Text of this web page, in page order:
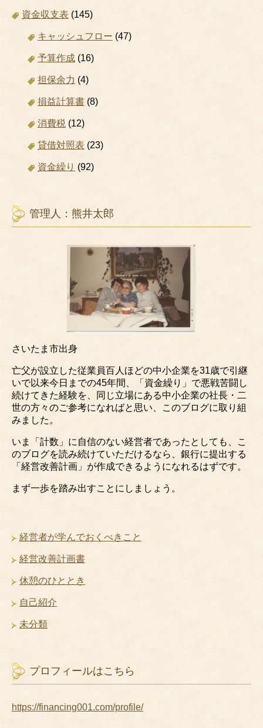
資金収支表 (145)
キャッシュフロー (47)
予算作成 (16)
担保余力 (4)
損益計算書 (8)
消費税 (12)
貸借対照表 (23)
資金繰り (92)
管理人：熊井太郎
さいたま市出身
亡父が設立した従業員百人ほどの中小企業を31歳で引継
いで以来今日までの45年間、「資金繰り」で悪戦苦闘し
続けてきた経験を、同じ立場にある中小企業の社長・二
世の方々のご参考になればと思い、このブログに取り組
みました。
いま「計数」に自信のない経営者であったとしても、こ
のブログを読み続けていただけるなら、銀行に提出する
「経営改善計画」が作成できるようになれるはずです。
まず一歩を踏み出すことにしましょう。
経営者が学んでおくべきこと
経営改善計画書
休憩のひととき
自己紹介
未分類
プロフィールはこちら
https://financing001.com/profile/